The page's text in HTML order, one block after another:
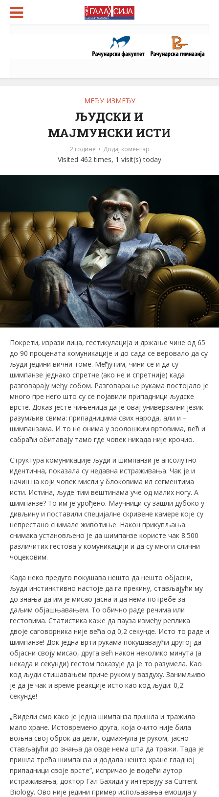
МЕЂУ ИЗМЕЂУ
ЉУДСКИ И
МАЈМУНСКИ ИСТИ
2 године Додај коментар
Visited 462 times, 1 visit(s) today
Покрети, изрази лица, гестикулација и држање чине од 65
до 90 процената комуникације и до сада се веровало да су
људи једини вични томе. Међутим, чини се и да су
шимпанзе једнако спретне (ако не и спретније) када
разговарају међу собом. Разговарање рукама постојало је
много пре него што су се појавили припадници људске
врсте. Доказ јесте чињеница да је овај универзални језик
разумљив свима: припадницима свих народа, али и –
шимпанзама. И то не онима у зоолошким вртовима, већ и
сабраћи обитавају тамо где човек никада није крочио.
Структура комуникације људи и шимпанзи је апсолутно
идентична, показала су недавна истраживања. Чак је и
начин на који човек мисли у блоковима ил сегментима
исти. Истина, људе тим вештинама уче од малих ногу. А
шимпанзе? То им је урођено. Маучници су зашли дубоко у
дивљину и поставили специјалне скривене камере које су
непрестано снимале животиње. Након прикупљања
снимака установљено је да шимпанзе користе чак 8.500
различитих гестова у комуникацији и да су многи слични
чоцековим.
Када неко предуго покушава нешто да нешто објасни,
људи инстинктивно настоје да га прекину, стављајући му
до знања да им је мисао јасна и да нема потребе за
даљим објашњавањем. То обично раде речима или
гестовима. Статистика каже да пауза између реплика
двоје саговорника није већа од 0,2 секунде. Исто то раде и
шимпанзе! Док једна врти рукама покушавајући другој да
објасни своју мисао, друга већ након неколико минута (а
некада и секунди) гестом показује да је то разумела. Као
код људи стишавањем приче руком у ваздуху. Занимљиво
је да је чак и време реакције исто као код људи: 0,2
секунде!
„Видели смо како је једна шимпанза пришла и тражила
мало хране. Истовремено друга, која очито није била
вољна свој оброк да дели, одмахнула је руком, јасно
стављајући до знања да овде нема шта да тражи. Тада је
пришла трећа шимпанза и додала нешто хране гладној
припадници своје врсте”, испричао је водећи аутор
истраживања, доктор Гал Бахиди у интервјуу за Current
Biology. Ово није једини пример испољавања емоција у